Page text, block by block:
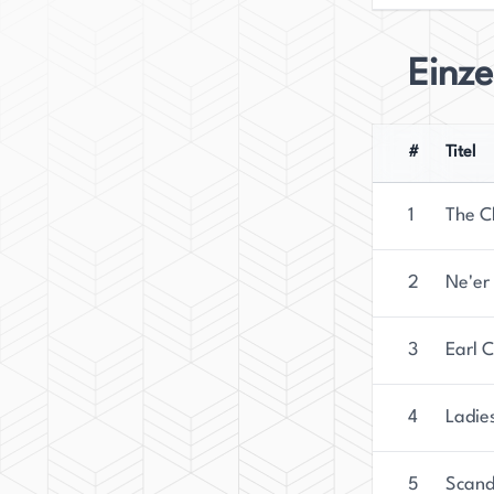
# Titel
1 The
2 Ne'er
3 Earl
4
5